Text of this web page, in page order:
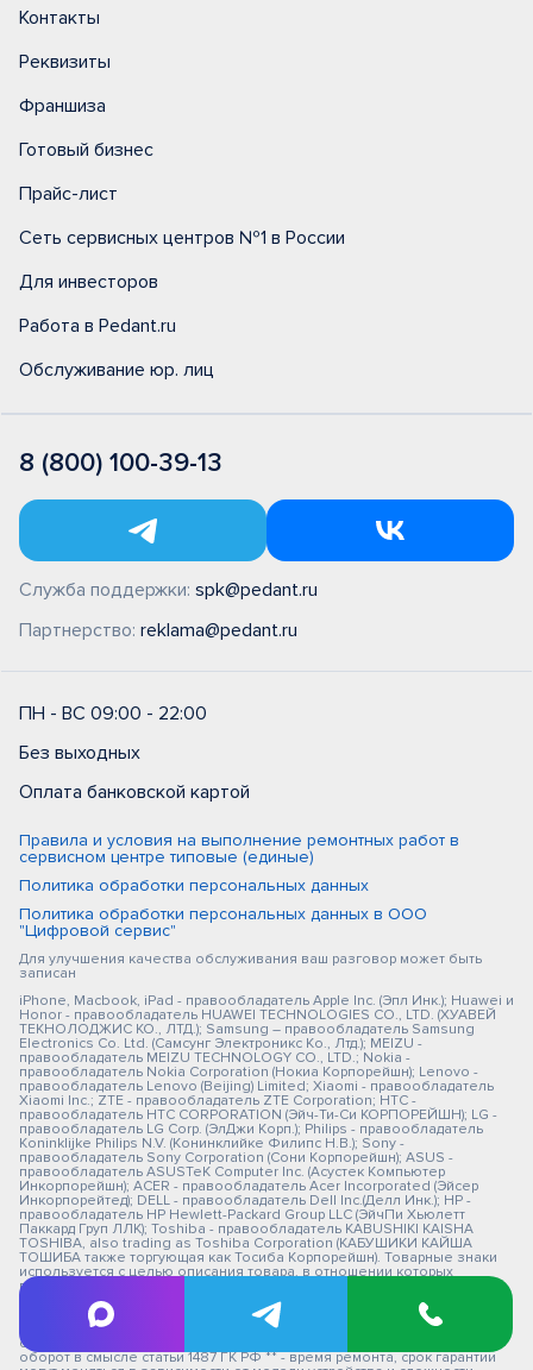
Контакты
Реквизиты
Франшиза
Готовый бизнес
Прайс-лист
Сеть сервисных центров №1 в России
Для инвесторов
Работа в Pedant.ru
Обслуживание юр. лиц
8 (800) 100-39-13
Служба поддержки: spk@pedant.ru
Партнерство: reklama@pedant.ru
ПН - ВС 09:00 - 22:00
Без выходных
Оплата банковской картой
Правила и условия на выполнение ремонтных работ в
сервисном центре типовые (единые)
Политика обработки персональных данных
Политика обработки персональных данных в ООО
"Цифровой сервис"
Для улучшения качества обслуживания ваш разговор может быть
записан
iPhone, Macbook, iPad - правообладатель Apple Inc. (Эпл Инк.); Huawei и
Honor - правообладатель HUAWEI TECHNOLOGIES CO., LTD. (ХУАВЕЙ
ТЕКНОЛОДЖИС КО., ЛТД.); Samsung – правообладатель Samsung
Electronics Co. Ltd. (Самсунг Электроникс Ко., Лтд.); MEIZU -
правообладатель MEIZU TECHNOLOGY CO., LTD.; Nokia -
правообладатель Nokia Corporation (Нокиа Корпорейшн); Lenovo -
правообладатель Lenovo (Beijing) Limited; Xiaomi - правообладатель
Xiaomi Inc.; ZTE - правообладатель ZTE Corporation; HTC -
правообладатель HTC CORPORATION (Эйч-Ти-Си КОРПОРЕЙШН); LG -
правообладатель LG Corp. (ЭлДжи Корп.); Philips - правообладатель
Koninklijke Philips N.V. (Конинклийке Филипс Н.В.); Sony -
правообладатель Sony Corporation (Сони Корпорейшн); ASUS -
правообладатель ASUSTeK Computer Inc. (Асустек Компьютер
Инкорпорейшн); ACER - правообладатель Acer Incorporated (Эйсер
Инкорпорейтед); DELL - правообладатель Dell Inc.(Делл Инк.); HP -
правообладатель HP Hewlett-Packard Group LLC (ЭйчПи Хьюлетт
Паккард Груп ЛЛК); Toshiba - правообладатель KABUSHIKI KAISHA
TOSHIBA, also trading as Toshiba Corporation (КАБУШИКИ КАЙША
ТОШИБА также торгующая как Тосиба Корпорейшн). Товарные знаки
используется с целью описания товара, в отношении которых
производятся услуги по ремонту сервисными центрами
«PEDANT».Услуги оказываются в неавторизованных сервисных
центрах «PEDANT», не связанными с компаниями Правообладателями
товарных знаков и/или с ее официальными представителями в
отношении товаров, которые уже были введены в гражданский
оборот в смысле статьи 1487 ГК РФ ** - время ремонта, срок гарантии